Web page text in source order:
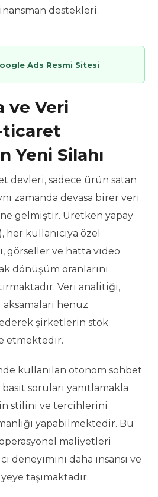
destekleri.
Ads Resmi Sitesi
ve Veri
ticaret
Yeni Silahı
devleri, sadece ürün satan
zamanda devasa birer veri
gelmiştir. Üretken yapay
her kullanıcıya özel
görseller ve hatta video
dönüşüm oranlarını
Veri analitiği,
henüz
şirketlerin stok
etmektedir.
kullanılan otonom sohbet
basit soruları yanıtlamakla
stilini ve tercihlerini
yapabilmektedir. Bu
maliyetleri
deneyimini daha insansı ve
taşımaktadır.